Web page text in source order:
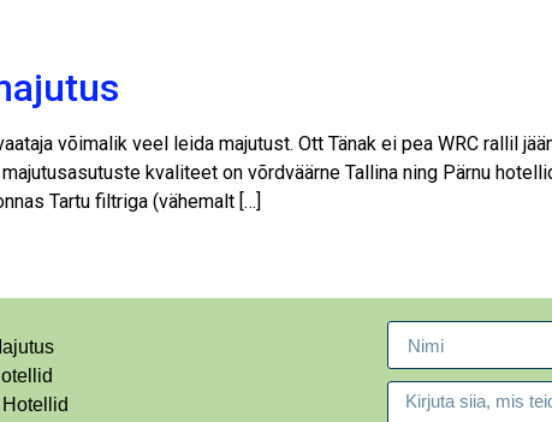
võimalik veel leida majutust. Ott Tänak ei pea WRC rallil
kvaliteet on võrdväärne Tallina ning Pärnu
Tartu filtriga (vähemalt […]